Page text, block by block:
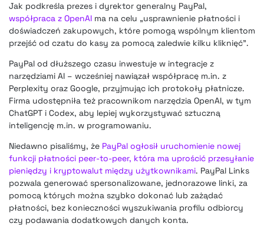
Jak podkreśla prezes i dyrektor generalny PayPal,
współpraca z OpenAI ma na celu „usprawnienie płatności i
doświadczeń zakupowych, które pomogą wspólnym klientom
przejść od czatu do kasy za pomocą zaledwie kilku kliknięć”.
PayPal od dłuższego czasu inwestuje w integracje z
narzędziami AI – wcześniej nawiązał współpracę m.in. z
Perplexity oraz Google, przyjmując ich protokoły płatnicze.
Firma udostępniła też pracownikom narzędzia OpenAI, w tym
ChatGPT i Codex, aby lepiej wykorzystywać sztuczną
inteligencję m.in. w programowaniu.
Niedawno pisaliśmy, że PayPal ogłosił uruchomienie nowej
funkcji płatności peer-to-peer, która ma uprościć przesyłanie
pieniędzy i kryptowalut między użytkownikami. PayPal Links
pozwala generować spersonalizowane, jednorazowe linki, za
pomocą których można szybko dokonać lub zażądać
płatności, bez konieczności wyszukiwania profilu odbiorcy
czy podawania dodatkowych danych konta.